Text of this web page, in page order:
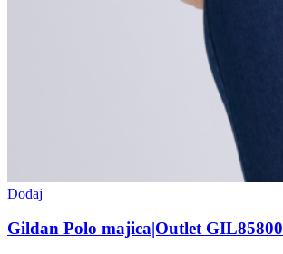
Dodaj
Gildan Polo majica|Outlet GIL85800